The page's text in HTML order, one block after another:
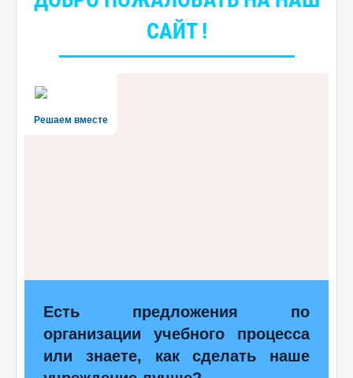
САЙТ !
Решаем вместе
Есть предложения по
организации учебного процесса
или знаете, как сделать наше